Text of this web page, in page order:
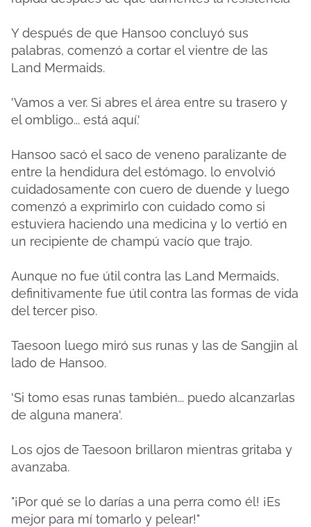
Y después de que Hansoo concluyó sus
palabras, comenzó a cortar el vientre de las
Land Mermaids.
'Vamos a ver. Si abres el área entre su trasero y
el ombligo... está aquí.'
Hansoo sacó el saco de veneno paralizante de
entre la hendidura del estómago, lo envolvió
cuidadosamente con cuero de duende y luego
comenzó a exprimirlo con cuidado como si
estuviera haciendo una medicina y lo vertió en
un recipiente de champú vacío que trajo.
Aunque no fue útil contra las Land Mermaids,
definitivamente fue útil contra las formas de vida
del tercer piso.
Taesoon luego miró sus runas y las de Sangjin al
lado de Hansoo.
'Si tomo esas runas también... puedo alcanzarlas
de alguna manera'.
Los ojos de Taesoon brillaron mientras gritaba y
avanzaba.
"¡Por qué se lo darías a una perra como él! ¡Es
mejor para mí tomarlo y pelear!"